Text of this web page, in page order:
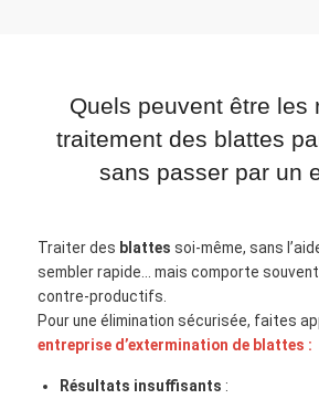
Quels peuvent être les
traitement des blattes
sans passer par un
Traiter des blattes soi‑même, sans
sembler rapide… mais comporte
contre‑productifs.
Pour une élimination sécurisée, faites
entreprise d’extermination de blattes :
Résultats insuffisants :